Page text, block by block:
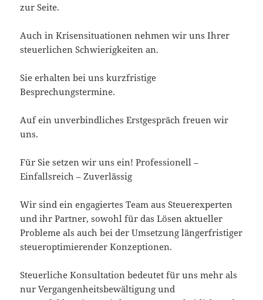
zur Seite.
Auch in Krisensituationen nehmen wir uns Ihrer
steuerlichen Schwierigkeiten an.
Sie erhalten bei uns kurzfristige
Besprechungstermine.
Auf ein unverbindliches Erstgespräch freuen wir
uns.
Für Sie setzen wir uns ein! Professionell –
Einfallsreich – Zuverlässig
Wir sind ein engagiertes Team aus Steuerexperten
und ihr Partner, sowohl für das Lösen aktueller
Probleme als auch bei der Umsetzung längerfristiger
steueroptimierender Konzeptionen.
Steuerliche Konsultation bedeutet für uns mehr als
nur Vergangenheitsbewältigung und